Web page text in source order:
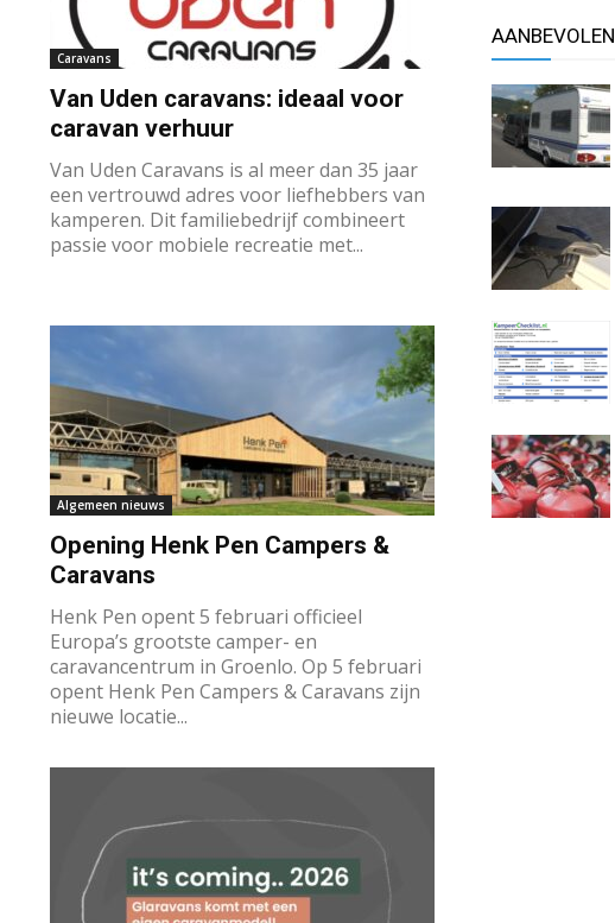
Caravans
Van Uden caravans: ideaal voor
caravan verhuur
Van Uden Caravans is al meer dan 35 jaar
een vertrouwd adres voor liefhebbers van
kamperen. Dit familiebedrijf combineert
passie voor mobiele recreatie met...
Algemeen nieuws
Opening Henk Pen Campers &
Caravans
Henk Pen opent 5 februari officieel
Europa’s grootste camper- en
caravancentrum in Groenlo. Op 5 februari
opent Henk Pen Campers & Caravans zijn
nieuwe locatie...
AANBEVOLEN